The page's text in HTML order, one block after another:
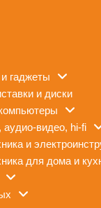
гаджеты
и диски
аудио-видео, hi-fi
и
для дома и